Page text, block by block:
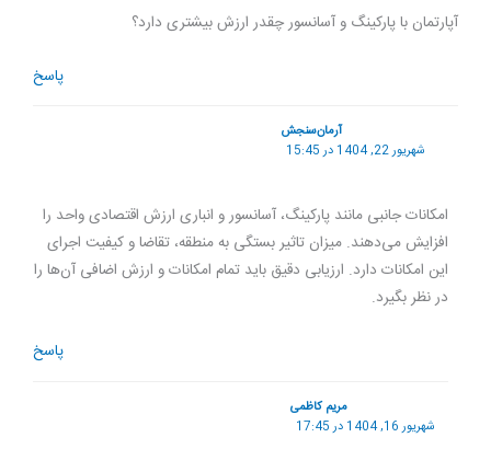
آپارتمان با پارکینگ و آسانسور چقدر ارزش بیشتری دارد؟
پاسخ
آرمان‌سنجش
شهریور 22, 1404 در 15:45
امکانات جانبی مانند پارکینگ، آسانسور و انباری ارزش اقتصادی واحد را
افزایش می‌دهند. میزان تاثیر بستگی به منطقه، تقاضا و کیفیت اجرای
این امکانات دارد. ارزیابی دقیق باید تمام امکانات و ارزش اضافی آن‌ها را
در نظر بگیرد.
پاسخ
مریم کاظمی
شهریور 16, 1404 در 17:45